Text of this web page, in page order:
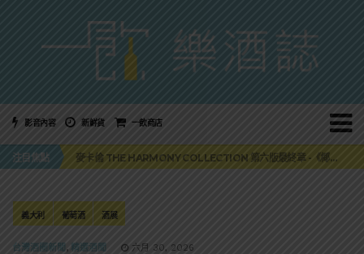
影音內容 新鮮貨 一飲商店
注目焦點
美國正式恢復蘇格蘭威士忌零關稅！烈酒產業再次迎來重磅利多
麥卡倫 THE HARMONY COLLECTION 第六版最終章 -《椰風煖韻》
角嗨尬炸物X爽快這一步，角瓶攜手頂呱呱 全新套餐限時登場
美國正式恢復蘇格蘭威士忌零關稅！烈酒產業再次迎來重磅利多
義大利 葡萄酒 酒展
台灣酒圈新聞 , 精選酒聞 六月 30, 2026